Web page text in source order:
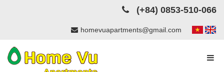
(+84) 0853-510-066
homevuapartments@gmail.com